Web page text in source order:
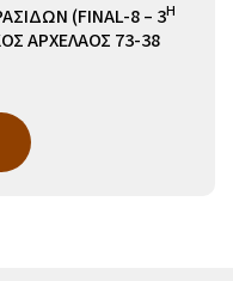
(FINAL-8 – 3Η
ΑΡΧΕΛΑΟΣ 73-38